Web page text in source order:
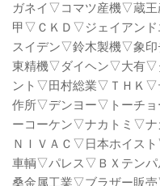
ガネイ▽コマツ産機▽蔵
甲▽ＣＫＤ▽ジェイアン
スイデン▽鈴木製機▽象
東精機▽ダイヘン▽大有▽
ント▽田村総業▽ＴＨＫ▽
作所▽デンヨー▽トーチョ
ーコーケン▽ナカトミ▽
ＮＩＶＡＣ▽日本ホイス
車輌▽パレス▽ＢＸテン
桑金属工業▽ブラザー販